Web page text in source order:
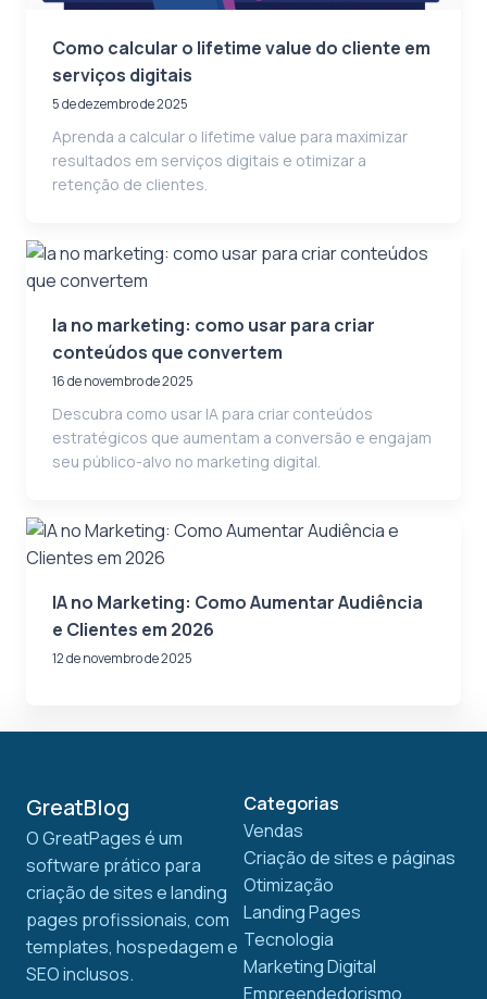
Como calcular o lifetime value do cliente em
serviços digitais
5 de dezembro de 2025
Aprenda a calcular o lifetime value para maximizar
resultados em serviços digitais e otimizar a
retenção de clientes.
Ia no marketing: como usar para criar
conteúdos que convertem
16 de novembro de 2025
Descubra como usar IA para criar conteúdos
estratégicos que aumentam a conversão e engajam
seu público-alvo no marketing digital.
IA no Marketing: Como Aumentar Audiência
e Clientes em 2026
12 de novembro de 2025
GreatBlog
O GreatPages é um
software prático para
criação de sites e landing
pages profissionais, com
templates, hospedagem e
SEO inclusos.
Categorias
Vendas
Criação de sites e páginas
Otimização
Landing Pages
Tecnologia
Marketing Digital
Empreendedorismo